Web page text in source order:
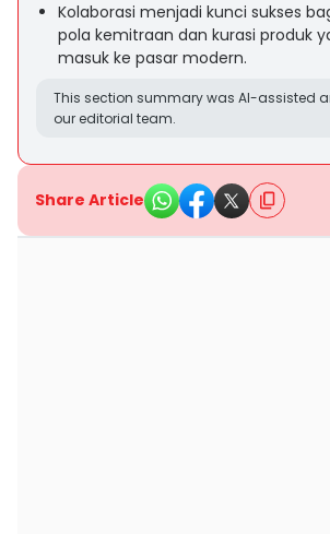
Kolaborasi menjadi kunci sukses
pola kemitraan dan kurasi produk
masuk ke pasar modern.
This section summary was AI-assisted
our editorial team.
Share Article